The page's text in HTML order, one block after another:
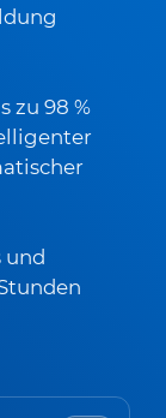
zu 98 %
und